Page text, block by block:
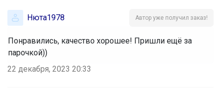
Нюта1978 Автор уже получил заказ!
Понравились, качество хорошее! Пришли ещё за
парочкой))
22 декабря, 2023 20:33